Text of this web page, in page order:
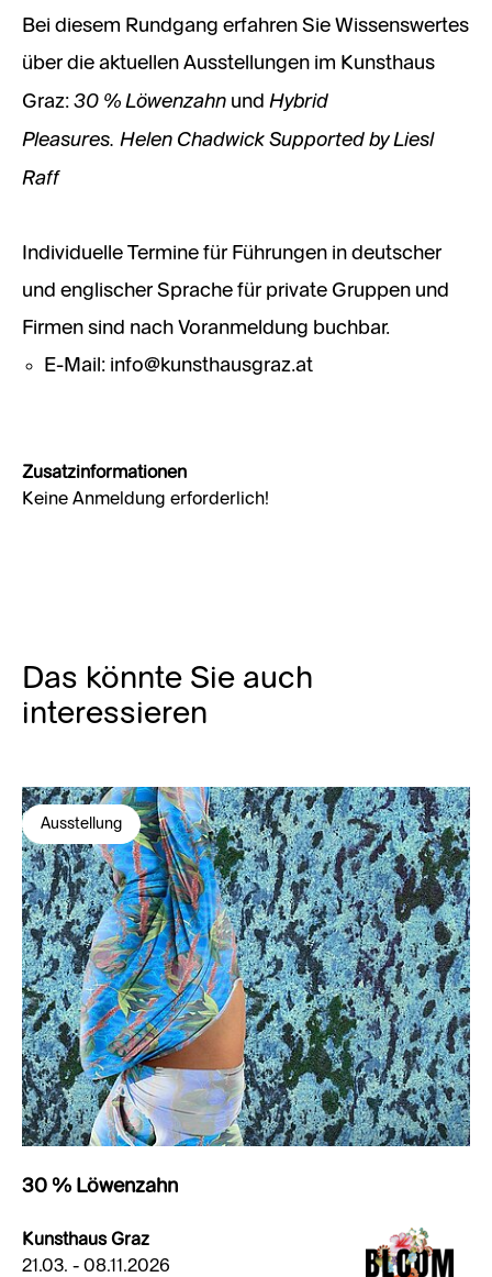
Bei diesem Rundgang erfahren Sie Wissenswertes
über die aktuellen Ausstellungen im Kunsthaus
Graz: 30 % Löwenzahn und Hybrid
Pleasures. Helen Chadwick Supported by Liesl
Raff
Individuelle Termine für Führungen in deutscher
und englischer Sprache für private Gruppen und
Firmen sind nach Voranmeldung buchbar.
E-Mail: info@kunsthausgraz.at​​​​​​​
Zusatzinformationen
Keine Anmeldung erforderlich!
Das könnte Sie auch
interessieren
Ausstellung
30 % Löwenzahn
Kunsthaus Graz
21.03. - 08.11.2026